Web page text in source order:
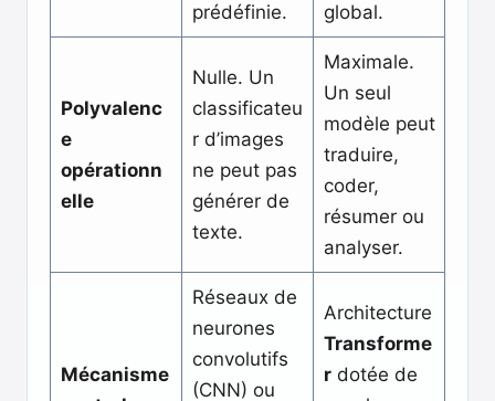
prédéfinie.
global.
Polyvalenc
e
opérationn
elle
Nulle. Un
classificateu
r d’images
ne peut pas
générer de
texte.
Maximale.
Un seul
modèle peut
traduire,
coder,
résumer ou
analyser.
Mécanisme
Réseaux de
neurones
convolutifs
(CNN) ou
Architecture
Transforme
rdotée de